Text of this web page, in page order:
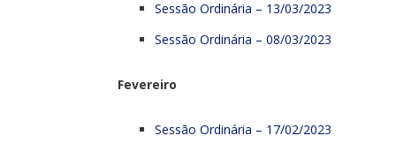
Sessão Ordinária – 13/03/2023
Sessão Ordinária – 08/03/2023
Fevereiro
Sessão Ordinária – 17/02/2023